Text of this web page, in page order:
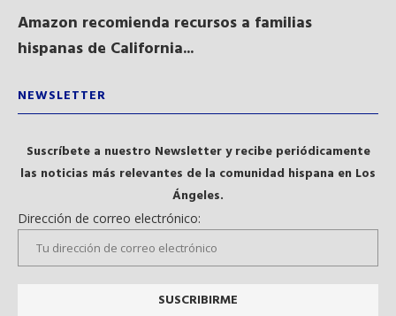
Amazon recomienda recursos a familias
hispanas de California...
NEWSLETTER
Suscríbete a nuestro Newsletter y recibe periódicamente
las noticias más relevantes de la comunidad hispana en Los
Ángeles.
Dirección de correo electrónico: